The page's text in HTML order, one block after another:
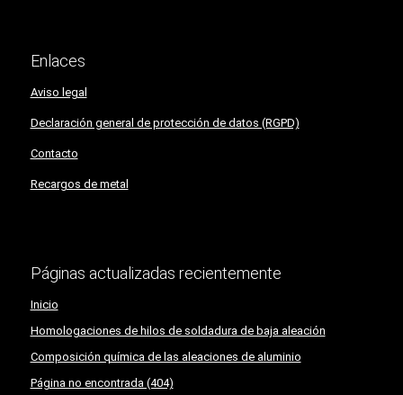
Enlaces
Aviso legal
Declaración general de protección de datos (RGPD)
Contacto
Recargos de metal
Páginas actualizadas recientemente
Inicio
Homologaciones de hilos de soldadura de baja aleación
Composición química de las aleaciones de aluminio
Página no encontrada (404)